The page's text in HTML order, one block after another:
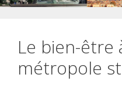
Le bien-être
métropole